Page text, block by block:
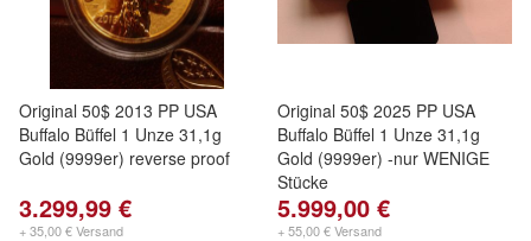
Original 50$ 2013 PP USA
Buffalo Büffel 1 Unze 31,1g
Gold (9999er) reverse proof
3.299,99 €
+ 35,00 € Versand
Original 50$ 2025 PP USA
Buffalo Büffel 1 Unze 31,1g
Gold (9999er) -nur WENIGE
Stücke
5.999,00 €
+ 55,00 € Versand